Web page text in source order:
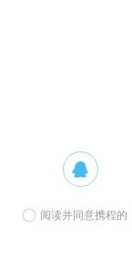
阅读并同意携程的